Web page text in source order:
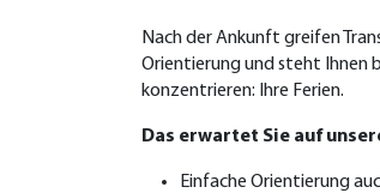
Nach der Ankunft greifen
Orientierung und steht Ihnen
konzentrieren: Ihre Ferien.
Das erwartet Sie auf
Einfache Orientierung